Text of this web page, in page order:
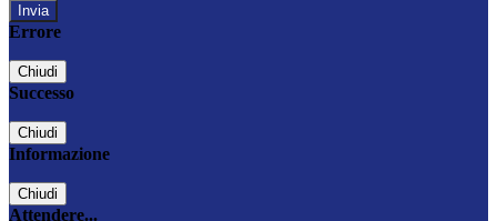
Errore
Chiudi
Successo
Chiudi
Informazione
Chiudi
Attendere...